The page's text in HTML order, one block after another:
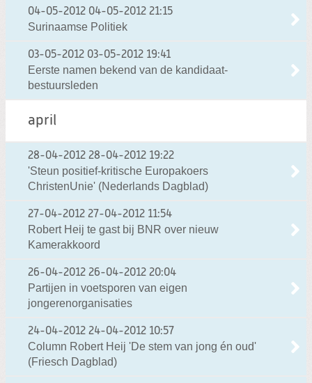
04-05-2012 04-05-2012 21:15
Surinaamse Politiek
03-05-2012 03-05-2012 19:41
Eerste namen bekend van de kandidaat-
bestuursleden
april
28-04-2012 28-04-2012 19:22
'Steun positief-kritische Europakoers
ChristenUnie' (Nederlands Dagblad)
27-04-2012 27-04-2012 11:54
Robert Heij te gast bij BNR over nieuw
Kamerakkoord
26-04-2012 26-04-2012 20:04
Partijen in voetsporen van eigen
jongerenorganisaties
24-04-2012 24-04-2012 10:57
Column Robert Heij 'De stem van jong én oud'
(Friesch Dagblad)